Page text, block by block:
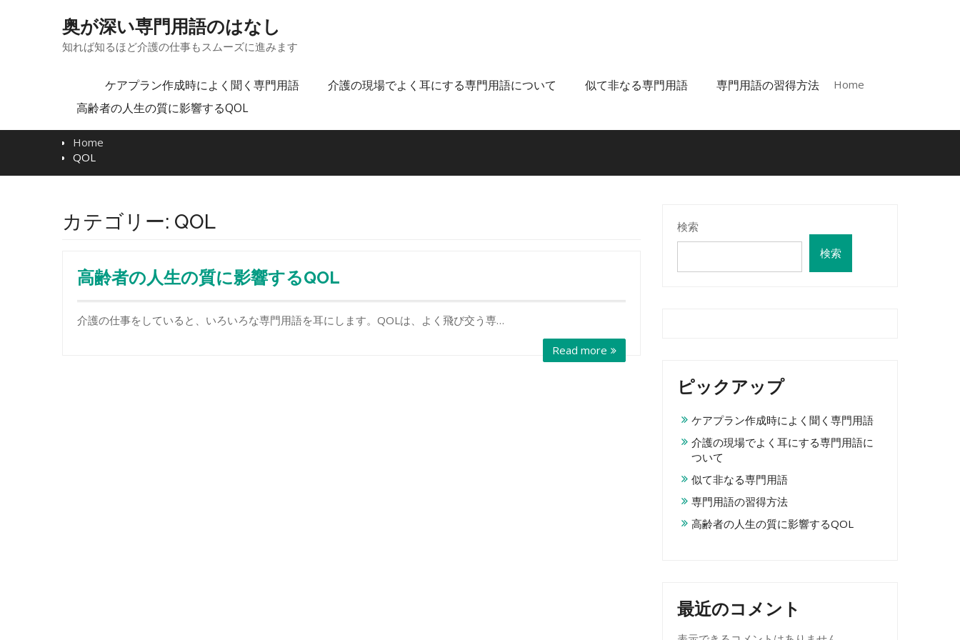
奥が深い専門用語のはなし
知れば知るほど介護の仕事もスムーズに進みます
Home
ケアプラン作成時によく聞く専門用語 介護の現場でよく耳にする専門用語について 似て非なる専門用語
専門用語の習得方法
高齢者の人生の質に影響するQOL
Home
QOL
カテゴリー: QOL
高齢者の人生の質に影響するQOL
介護の仕事をしていると、いろいろな専門用語を耳にします。QOLは、よく飛び交う専…
Read more
検索
検索
ピックアップ
ケアプラン作成時によく聞く専門用語
介護の現場でよく耳にする専門用語に
ついて
似て非なる専門用語
専門用語の習得方法
高齢者の人生の質に影響するQOL
最近のコメント